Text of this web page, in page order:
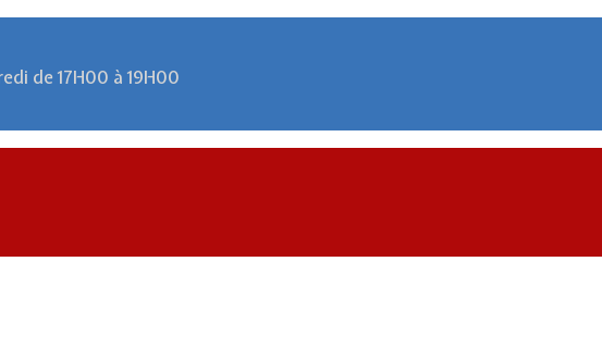
de 17H00 à 19H00